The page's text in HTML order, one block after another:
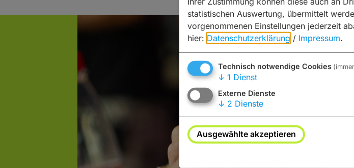
statistischen Auswertung, übermittelt
vorgenommenen Einstellungen jederzeit
hier: Datenschutzerklärung / Impressum.
Technisch notwendige Cookies
↓ 1 Dienst
Externe Dienste
↓ 2 Dienste
Ausgewählte akzeptieren